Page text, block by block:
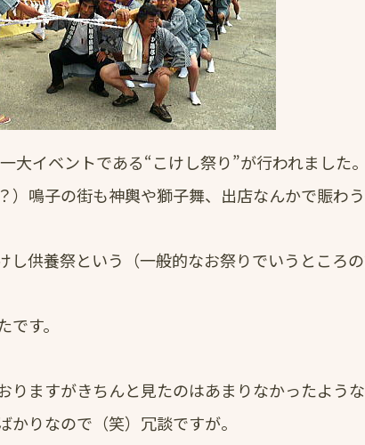
大イベントである“こけし祭り”が行われました。
）鳴子の街も神輿や獅子舞、出店なんかで賑わう
し供養祭という（一般的なお祭りでいうところ
す。
りますがきちんと見たのはあまりなかったよう
かりなので（笑）冗談ですが。